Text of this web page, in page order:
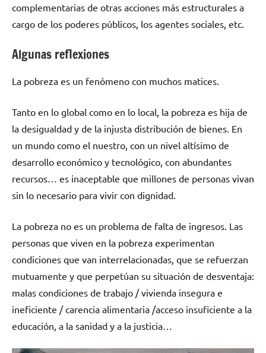
complementarias de otras acciones más estructurales a
cargo de los poderes públicos, los agentes sociales, etc.
Algunas reflexiones
La pobreza es un fenómeno con muchos matices.
Tanto en lo global como en lo local, la pobreza es hija de
la desigualdad y de la injusta distribución de bienes. En
un mundo como el nuestro, con un nivel altísimo de
desarrollo económico y tecnológico, con abundantes
recursos… es inaceptable que millones de personas vivan
sin lo necesario para vivir con dignidad.
La pobreza no es un problema de falta de ingresos. Las
personas que viven en la pobreza experimentan
condiciones que van interrelacionadas, que se refuerzan
mutuamente y que perpetúan su situación de desventaja:
malas condiciones de trabajo / vivienda insegura e
ineficiente / carencia alimentaria /acceso insuficiente a la
educación, a la sanidad y a la justicia…